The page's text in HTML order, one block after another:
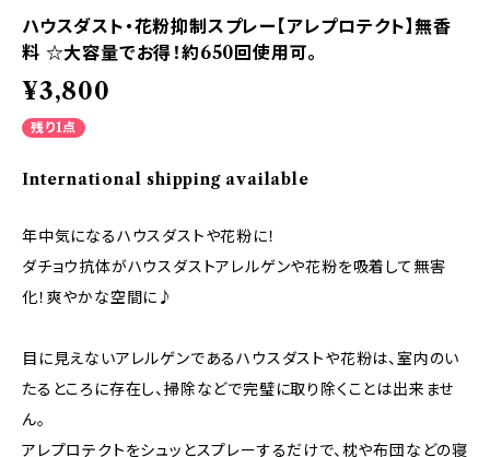
ハウスダスト・花粉抑制スプレー【アレプロテクト】無香
料 ☆大容量でお得！約650回使用可。
¥3,800
残り1点
International shipping available
年中気になるハウスダストや花粉に！
ダチョウ抗体がハウスダストアレルゲンや花粉を吸着して無害
化！爽やかな空間に♪
目に見えないアレルゲンであるハウスダストや花粉は、室内のい
たるところに存在し、掃除などで完璧に取り除くことは出来ませ
ん。
アレプロテクトをシュッとスプレーするだけで、枕や布団などの寝